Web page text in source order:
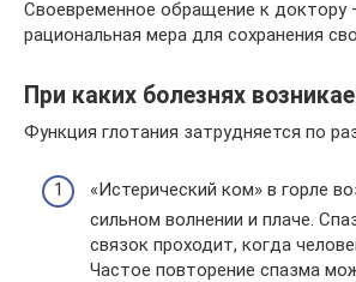
Своевременное обращение к доктору
рациональная мера для сохранения
При каких болезнях
Функция глотания затрудняется по
«Истерический ком» в горле
сильном волнении и плаче.
связок проходит, когда
Частое повторение спазма